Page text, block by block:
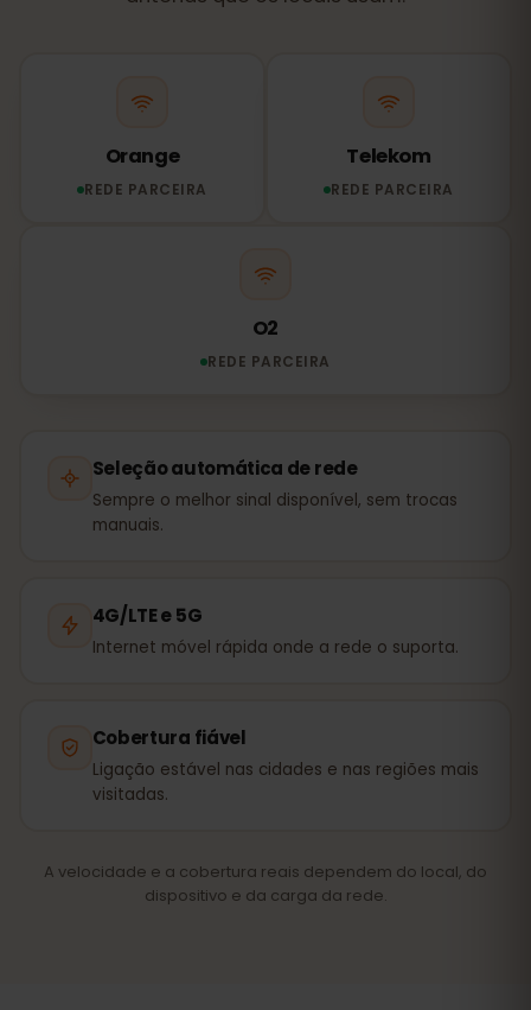
Orange
REDE PARCEIRA
Telekom
REDE PARCEIRA
O2
REDE PARCEIRA
Seleção automática de rede
Sempre o melhor sinal disponível, sem trocas
manuais.
4G/LTE e 5G
Internet móvel rápida onde a rede o suporta.
Cobertura fiável
Ligação estável nas cidades e nas regiões mais
visitadas.
A velocidade e a cobertura reais dependem do local, do
dispositivo e da carga da rede.